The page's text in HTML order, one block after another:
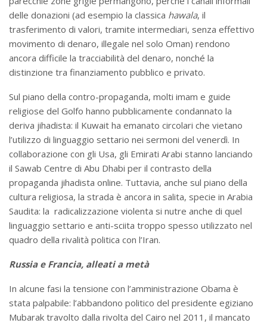
delle donazioni (ad esempio la classica hawala, il
trasferimento di valori, tramite intermediari, senza effettivo
movimento di denaro, illegale nel solo Oman) rendono
ancora difficile la tracciabilità del denaro, nonché la
distinzione tra finanziamento pubblico e privato.
Sul piano della contro-propaganda, molti imam e guide
religiose del Golfo hanno pubblicamente condannato la
deriva jihadista: il Kuwait ha emanato circolari che vietano
l’utilizzo di linguaggio settario nei sermoni del venerdì. In
collaborazione con gli Usa, gli Emirati Arabi stanno lanciando
il Sawab Centre di Abu Dhabi per il contrasto della
propaganda jihadista online. Tuttavia, anche sul piano della
cultura religiosa, la strada è ancora in salita, specie in Arabia
Saudita: la radicalizzazione violenta si nutre anche di quel
linguaggio settario e anti-sciita troppo spesso utilizzato nel
quadro della rivalità politica con l’Iran.
Russia e Francia, alleati a metà
In alcune fasi la tensione con l’amministrazione Obama è
stata palpabile: l’abbandono politico del presidente egiziano
Mubarak travolto dalla rivolta del Cairo nel 2011, il mancato